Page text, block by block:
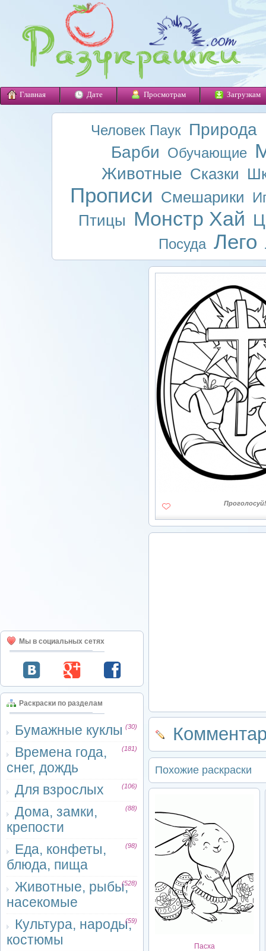
Главная Дате Просмотрам Загрузкам
Человек Паук Природа
Барби Обучающие
Животные Сказки
Прописи Смешарики
Птицы Монстр Хай
Посуда Лего
Мы в социальных сетях
Раскраски по разделам
Бумажные куклы (30)
Времена года,
снег, дождь
(181)
Для взрослых (106)
Дома, замки,
крепости
(88)
Еда, конфеты,
блюда, пища
(98)
Животные, рыбы,
насекомые
(528)
Культура, народы,
костюмы
(59)
Проголосуй!
Похожие раскраски
Пасха